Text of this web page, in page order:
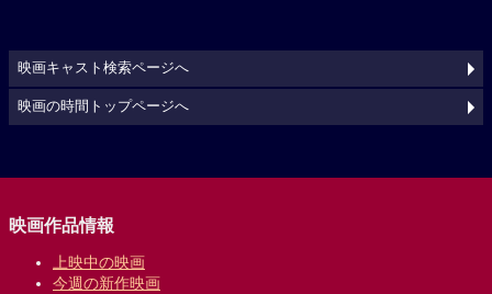
映画キャスト検索ページへ
映画の時間トップページへ
映画作品情報
上映中の映画
今週の新作映画